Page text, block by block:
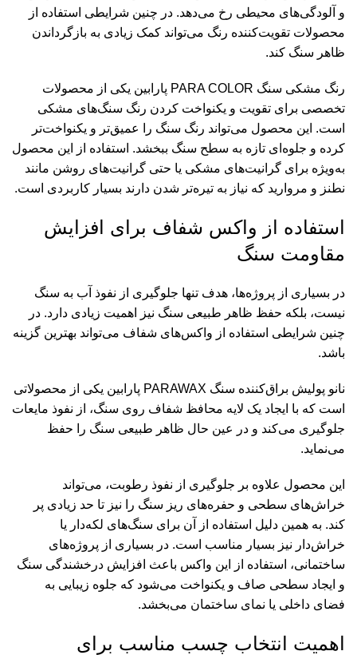
و آلودگی‌های محیطی رخ می‌دهد. در چنین شرایطی استفاده از
محصولات تقویت‌کننده رنگ می‌تواند کمک زیادی به بازگرداندن
ظاهر سنگ کند.
رنگ مشکی سنگ PARA COLOR پارابین
یکی از محصولات
تخصصی برای تقویت و یکنواخت کردن رنگ سنگ‌های مشکی
است. این محصول می‌تواند رنگ سنگ را عمیق‌تر و یکنواخت‌تر
کرده و جلوه‌ای تازه به سطح سنگ ببخشد. استفاده از این محصول
به‌ویژه برای گرانیت‌های مشکی یا حتی گرانیت‌های روشن مانند
نطنز و مروارید که نیاز به تیره‌تر شدن دارند بسیار کاربردی است.
استفاده از واکس شفاف برای افزایش
مقاومت سنگ
در بسیاری از پروژه‌ها، هدف تنها جلوگیری از نفوذ آب به سنگ
نیست، بلکه حفظ ظاهر طبیعی سنگ نیز اهمیت زیادی دارد. در
چنین شرایطی استفاده از واکس‌های شفاف می‌تواند بهترین گزینه
باشد.
نانو پولیش براق‌کننده سنگ PARAWAX
پارابین یکی از محصولاتی
است که با ایجاد یک لایه محافظ شفاف روی سنگ، از نفوذ مایعات
جلوگیری می‌کند و در عین حال ظاهر طبیعی سنگ را حفظ
می‌نماید.
این محصول علاوه بر جلوگیری از نفوذ رطوبت، می‌تواند
خراش‌های سطحی و حفره‌های ریز سنگ را نیز تا حد زیادی پر
کند. به همین دلیل استفاده از آن برای سنگ‌های لکه‌دار یا
خراش‌دار نیز بسیار مناسب است. در بسیاری از پروژه‌های
ساختمانی، استفاده از این واکس باعث افزایش درخشندگی سنگ
و ایجاد سطحی صاف و یکنواخت می‌شود که جلوه زیبایی به
فضای داخلی یا نمای ساختمان می‌بخشد.
اهمیت انتخاب چسب مناسب برای